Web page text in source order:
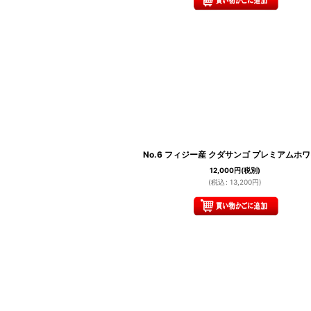
No.6 フィジー産 クダサンゴ プレミアムホワ
12,000円(税別)
(税込 : 13,200円)